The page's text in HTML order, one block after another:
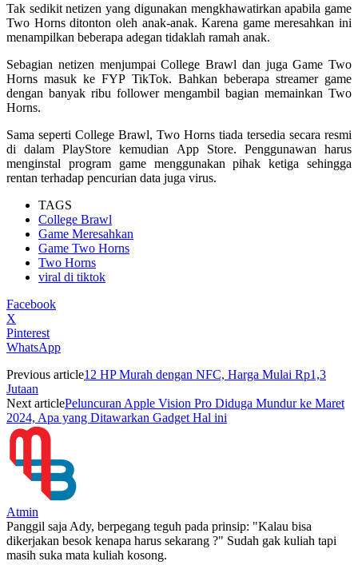
Tak sedikit netizen yang digunakan mengkhawatirkan apabila game
Two Horns ditonton oleh anak-anak. Karena game meresahkan ini
menampilkan beberapa adegan tidaklah ramah anak.
Sebagian netizen menjumpai College Brawl dan juga Game Two
Horns masuk ke FYP TikTok. Bahkan beberapa streamer game
dengan banyak ribu follower mengambil bagian memainkan Two
Horns.
Sama seperti College Brawl, Two Horns tiada tersedia secara resmi
di dalam PlayStore kemudian App Store. Penggunawan harus
menginstal program game menggunakan pihak ketiga sehingga
rentan terhadap pencurian data juga virus.
TAGS
College Brawl
Game Meresahkan
Game Two Horns
Two Horns
viral di tiktok
Facebook
X
Pinterest
WhatsApp
Previous article12 HP Murah dengan NFC, Harga Mulai Rp1,3
Jutaan
Next articlePeluncuran Apple Vision Pro Diduga Mundur ke Maret
2024, Apa yang Ditawarkan Gadget Hal ini
Atmin
Panggil saja Ady, berpegang teguh pada prinsip: "Kalau bisa
dikerjakan besok kenapa harus sekarang ?" Sudah gak kuliah tapi
masih suka mata kuliah kosong.